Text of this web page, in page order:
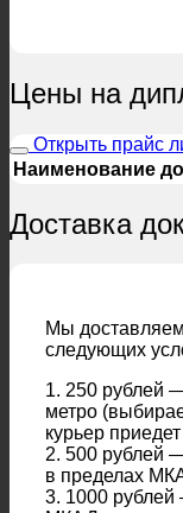
Цены на
Открыть прайс
Наименование
Доставка
Мы
следующих
1. 250 рублей
метро
курьер
2. 500 рублей
в пределах
3. 1000